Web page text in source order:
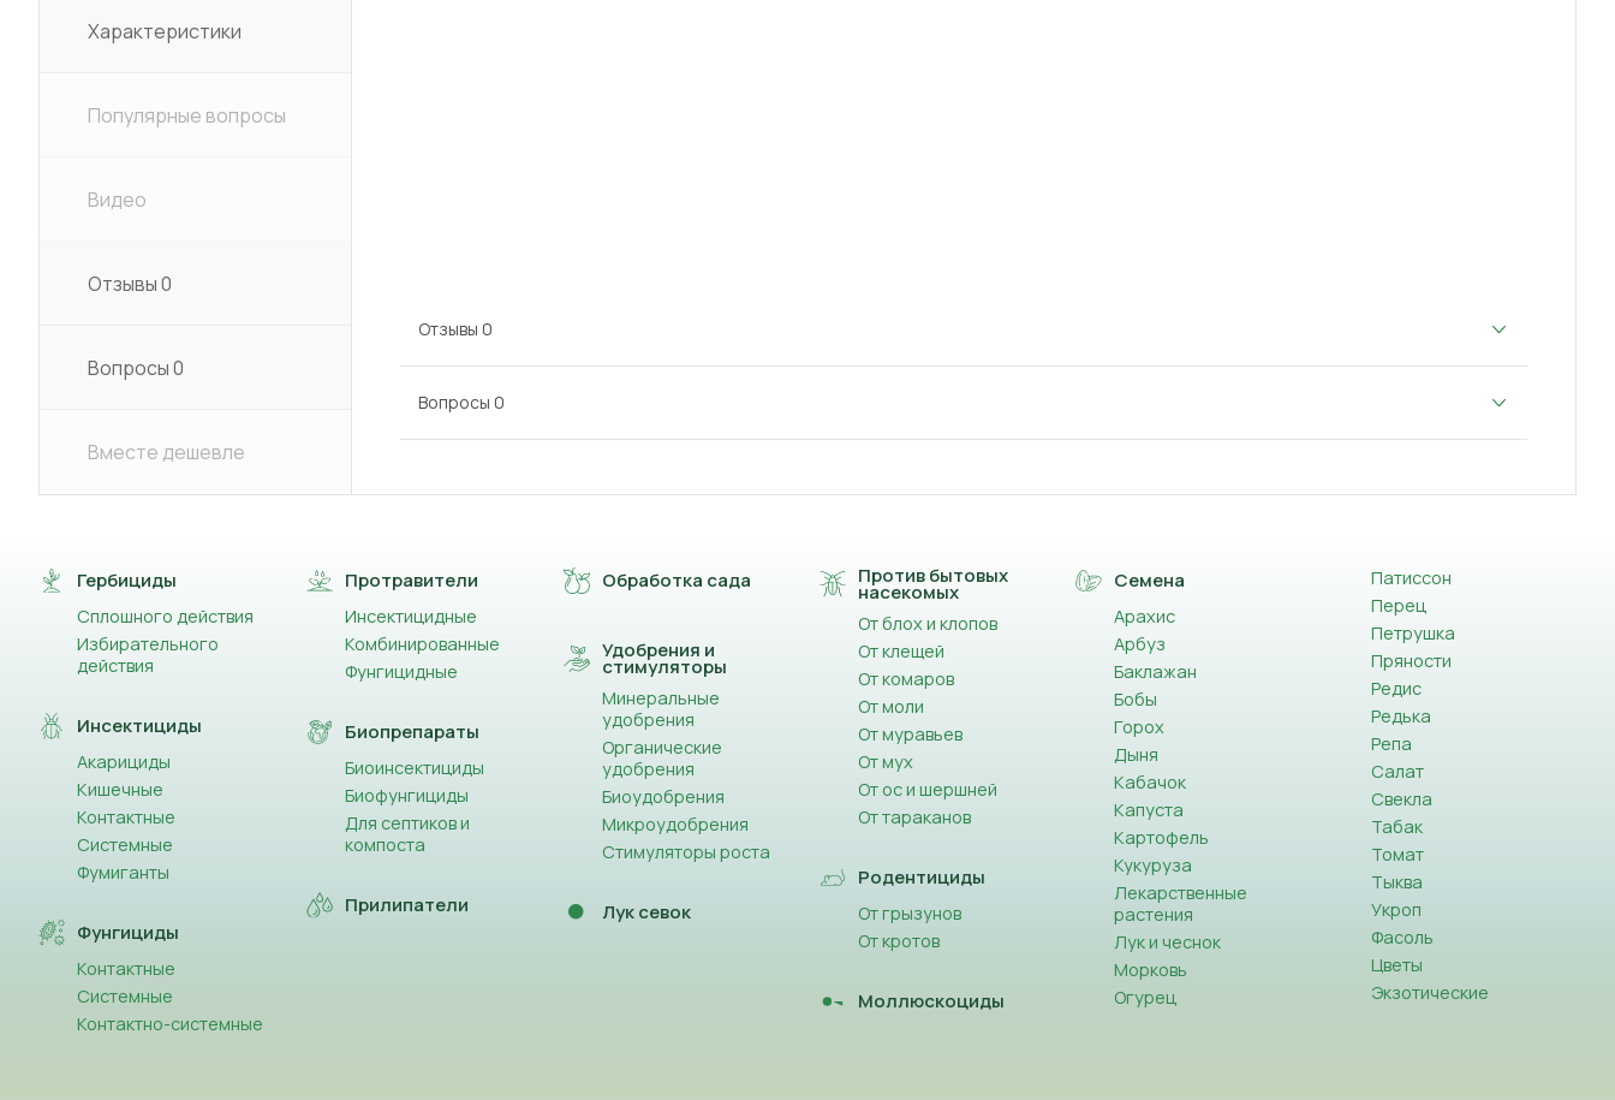
Характеристики
Популярные вопросы
Видео
Отзывы0
Вопросы0
Вместе дешевле
Отзывы 0
Вопросы 0
Гербициды
Сплошного действия
Избирательного
действия
Инсектициды
Акарициды
Кишечные
Контактные
Системные
Фумиганты
Фунгициды
Контактные
Системные
Контактно-системные
Протравители
Инсектицидные
Комбинированные
Фунгицидные
Биопрепараты
Биоинсектициды
Биофунгициды
Для септиков и
компоста
Прилипатели
Обработка сада
Удобрения и
стимуляторы
Минеральные
удобрения
Органические
удобрения
Биоудобрения
Микроудобрения
Стимуляторы роста
Лук севок
Против бытовых
насекомых
От блох и клопов
От клещей
От комаров
От моли
От муравьев
От мух
От ос и шершней
От тараканов
Родентициды
От грызунов
От кротов
Моллюскоциды
Семена
Арахис
Арбуз
Баклажан
Бобы
Горох
Дыня
Кабачок
Капуста
Картофель
Кукуруза
Лекарственные
растения
Лук и чеснок
Морковь
Огурец
Патиссон
Перец
Петрушка
Пряности
Редис
Редька
Репа
Салат
Свекла
Табак
Томат
Тыква
Укроп
Фасоль
Цветы
Экзотические